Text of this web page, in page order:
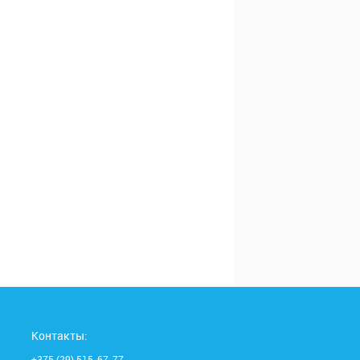
Контакты: